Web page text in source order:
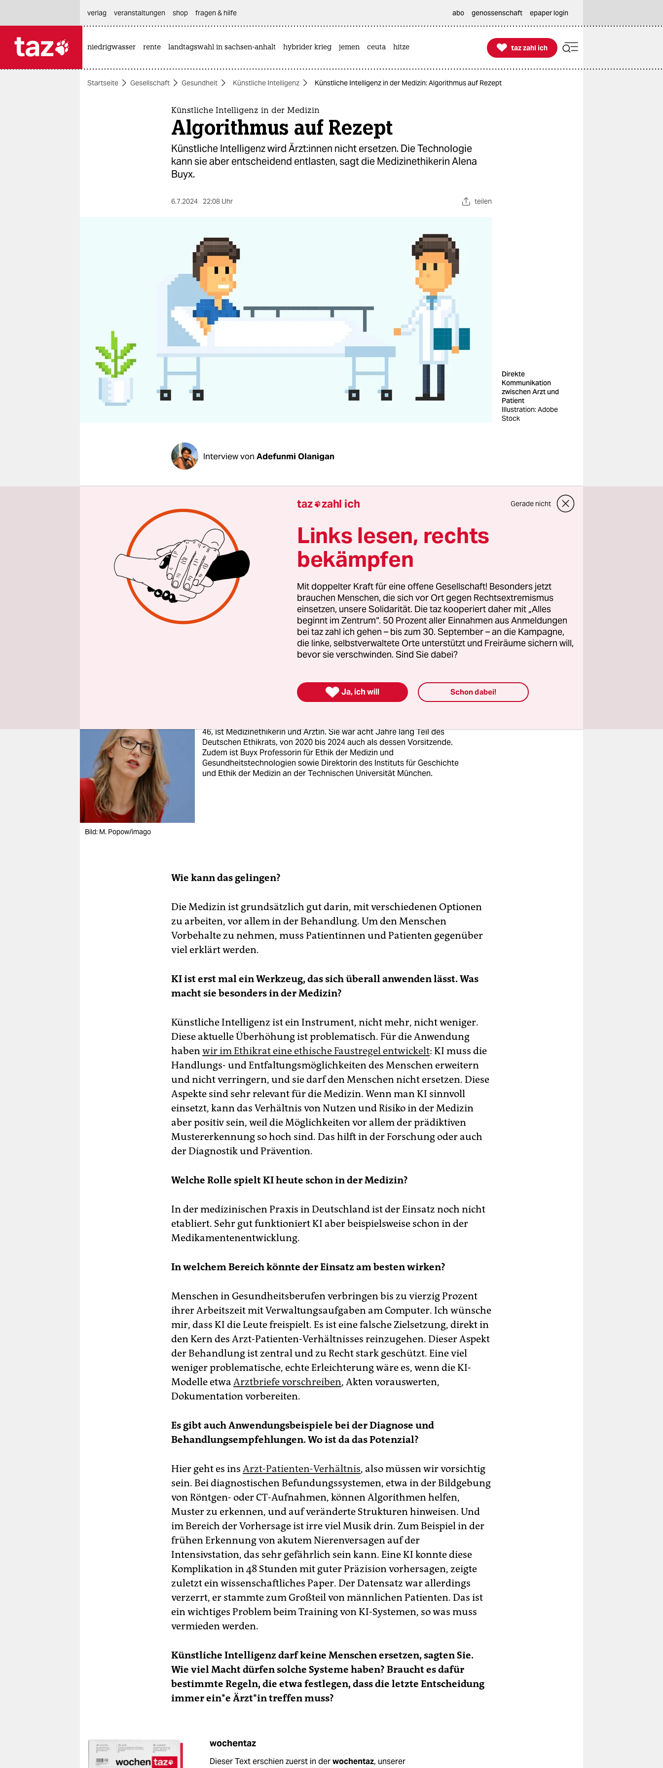
themen
shop
fragen & hilfe
unterstützen
verlag
veranstaltungen shop fragen & hilfe abo genossenschaft epaper login
niedrigwasser rente landtagswahl in sachsen-anhalt hybrider krieg jemen ceuta hitze 
taz zahl ich
taz zahl ich
Startseite Gesellschaft Gesundheit Künstliche Intelligenz Künstliche Intelligenz in der Medizin: Algorithmus auf Rezept
Künstliche Intelligenz in der Medizin
Algorithmus auf Rezept
Künstliche Intelligenz wird Ärz­t:in­nen nicht ersetzen. Die Technologie
kann sie aber entscheidend entlasten, sagt die Medizinethikerin Alena
Buyx.
6.7.2024 22:08 Uhr teilen
Direkte
Kommunikation
zwischen Arzt und
Patient
Illustration: Adobe
Stock
Interview von Adefunmi Olanigan
wochentaz: Frau Buyx, wie wichtig ist es für Menschen, dass sie
nicht von einem Computersystem, sondern von einem anderen
Menschen behandelt werden?
Alena Buyx:Das ist sehr individuell. Menschen stehen
unterschiedlich offen gegenüber. Die einen fühlen sich wohler damit,
vermeintlich peinliche Sachen einer Maschine zu erzählen. Andere
erwarten von ihr mehr Präzision. Wieder andere wollen unbedingt den
Kontakt zu Menschen und von KI gar nichts hören. Viele stehen dem
Einsatz von künstlicher Intelligenz in diagnostischen Anwendungen
offener gegenüber als in der eigentlichen Behandlung. Es wird eine
große Herausforderung, auf diese verschiedenen Bedürfnisse
Bild: M. Popow/imago
46, ist Medizinethikerin und Ärztin. Sie war acht Jahre lang Teil des
Deutschen Ethikrats, von 2020 bis 2024 auch als dessen Vorsitzende.
Zudem ist Buyx Professorin für Ethik der Medizin und
Gesundheitstechnologien sowie Direktorin des Instituts für Geschichte
und Ethik der Medizin an der Technischen Universität München.
Wie kann das gelingen?
Die Medizin ist grundsätzlich gut darin, mit verschiedenen Optionen
zu arbeiten, vor allem in der Behandlung. Um den Menschen
Vorbehalte zu nehmen, muss Patientinnen und Patienten gegenüber
viel erklärt werden.
KIist erst mal ein Werkzeug, das sich überall anwenden lässt. Was
macht sie besonders in der Medizin?
Künstliche Intelligenz ist ein Instrument, nicht mehr, nicht weniger.
Diese aktuelle Über­höhung ist problematisch. Für die Anwendung
haben wir im Ethik­rat eine ethische Faustregel entwickelt: KI muss die
Handlungs- und Entfaltungsmöglichkeiten des Menschen erweitern
und nicht verringern, und sie darf den Menschen nicht ersetzen. Diese
Aspekte sind sehr relevant für die Medizin. Wenn man KI sinnvoll
einsetzt, kann das Verhältnis von Nutzen und Risiko in der Medizin
aber positiv sein, weil die Möglichkeiten vor allem der prädiktiven
Mustererkennung so hoch sind. Das hilft in der Forschung oder auch
der Diagnostik und Prävention.
Welche Rolle spielt KI heute schon in der Medizin?
In der medizinischen Praxis in Deutschland ist der Einsatz noch nicht
etabliert. Sehr gut funktioniert KI aber beispielsweise schon in der
Medikamentenentwicklung.
In welchem Bereich könnte der Einsatz am besten wirken?
Menschen in Gesundheitsberufen verbringen bis zu vierzig Prozent
ihrer Arbeitszeit mit Verwaltungsaufgaben am Computer. Ich wünsche
mir, dass KI die Leute freispielt. Es ist eine falsche Zielsetzung, direkt in
den Kern des Arzt-Patienten-Verhältnisses reinzugehen. Dieser Aspekt
der Behandlung ist zentral und zu Recht stark geschützt. Eine viel
weniger problematische, echte Erleichterung wäre es, wenn die KI-
Modelle etwa Arztbriefe vorschreiben, Akten vorauswerten,
Dokumentation vorbereiten.
Es gibt auch Anwendungsbeispiele bei der Diagnose und
Behandlungsempfehlungen. Wo ist da das Potenzial?
Hier geht es ins Arzt-Patien­ten-Verhältnis, also müssen wir vorsichtig
sein. Bei diagnostischen Befundungssystemen, etwa in der Bildgebung
von Röntgen- oder CT-Aufnahmen, können Algorithmen ­helfen,
Muster zu erkennen, und auf veränderte Strukturen hinweisen. Und
im Bereich der Vorhersage ist irre viel Musik drin. Zum Beispiel in der
frühen Erkennung von akutem Nierenversagen auf der
Intensivstation, das sehr gefährlich sein kann. Eine KI konnte diese
Komplikation in 48 Stunden mit guter Präzision vorhersagen, zeigte
zuletzt ein wissenschaftliches Paper. Der Datensatz war allerdings
verzerrt, er stammte zum Großteil von männlichen Patienten. Das ist
ein wichtiges Problem beim Training von KI-Systemen, so was muss
vermieden werden.
Künstliche Intelligenz darf keine Menschen ersetzen, sagten Sie.
Wie viel Macht dürfen solche Systeme haben? Braucht es dafür
bestimmte Regeln, die etwa festlegen, dass die letzte Entscheidung
immer ein*e Ärz­t*in treffen muss?
wochentaz
Dieser Text erschien zuerst in derwochentaz, unserer
taz zahl ich Gerade nicht
Links lesen, rechts
bekämpfen
Mit doppelter Kraft für eine offene Gesellschaft! Besonders jetzt
brauchen Menschen, die sich vor Ort gegen Rechtsextremismus
einsetzen, unsere Solidarität. Die taz kooperiert daher mit „Alles
beginnt im Zentrum“. 50 Prozent aller Einnahmen aus Anmeldungen
bei taz zahl ich gehen – bis zum 30. September – an die Kampagne,
die linke, selbstverwaltete Orte unterstützt und Freiräume sichern will,
bevor sie verschwinden. Sind Sie dabei?
 Ja, ich will Schon dabei!